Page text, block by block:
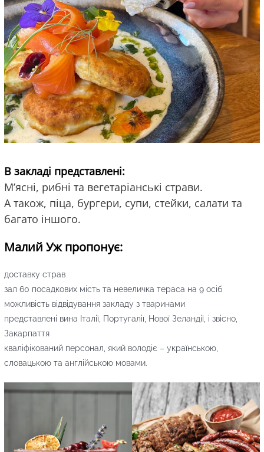
В закладі представлені:
М’ясні, рибні та вегетаріанські страви.
А також, піца, бургери, супи, стейки, салати та
багато іншого.
Малий Уж пропонує:
доставку страв
зал 60 посадкових мість та невеличка тераса на 9 осіб
можливість відвідування закладу з тваринами
представлені вина Італії, Португалії, Нової Зеландії, і звісно,
Закарпаття
кваліфікований персонал, який володіє – українською,
словацькою та англійською мовами.